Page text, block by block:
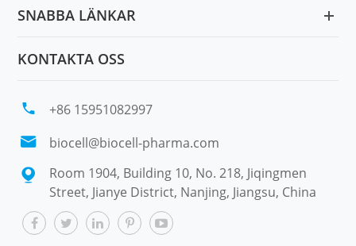
SNABBA LÄNKAR
KONTAKTA OSS
 +86 15951082997
 biocell@biocell-pharma.com

Room 1904, Building 10, No. 218, Jiqingmen
Street, Jianye District, Nanjing, Jiangsu, China